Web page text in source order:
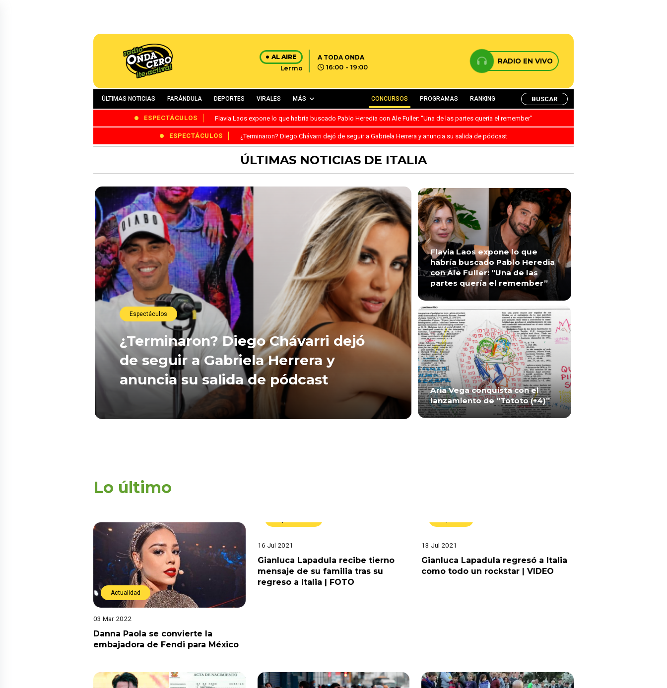
AL AIRE
Lermo
A TODA ONDA
16:00 - 19:00
RADIO EN VIVO
ÚLTIMAS NOTICIAS FARÁNDULA DEPORTES VIRALES MÁS CONCURSOS PROGRAMAS RANKING BUSCAR
ESPECTÁCULOS Flavia Laos expone lo que habría buscado Pablo Heredia con Ale Fuller: “Una de las partes quería el remember”
ESPECTÁCULOS ¿Terminaron? Diego Chávarri dejó de seguir a Gabriela Herrera y anuncia su salida de pódcast
ÚLTIMAS NOTICIAS DE ITALIA
Espectáculos
¿Terminaron? Diego Chávarri dejó
de seguir a Gabriela Herrera y
anuncia su salida de pódcast
Flavia Laos expone lo que
habría buscado Pablo Heredia
con Ale Fuller: “Una de las
partes quería el remember”
Aria Vega conquista con el
lanzamiento de “Tototo (+4)”
Lo último
Actualidad
03 Mar 2022
Danna Paola se convierte la
embajadora de Fendi para México
16 Jul 2021
Gianluca Lapadula recibe tierno
mensaje de su familia tras su
regreso a Italia | FOTO
13 Jul 2021
Gianluca Lapadula regresó a Italia
como todo un rockstar | VIDEO